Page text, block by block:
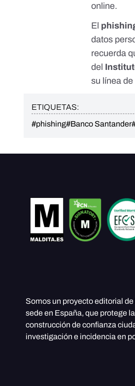
online.
El
datos
recuerda
del
su línea
ETIQUETAS:
#phishing#Banco Santander
Somos un proyecto editorial de
sede en España, que protege
construcción de confianza
investigación e incidencia en